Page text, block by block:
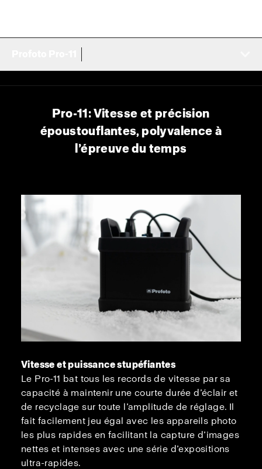
Pro-11: Vitesse et précision
époustouflantes, polyvalence à
l’épreuve du temps
Vitesse et puissance stupéfiantes
Le Pro-11 bat tous les records de vitesse par sa
capacité à maintenir une courte durée d’éclair et
de recyclage sur toute l’amplitude de réglage. Il
fait facilement jeu égal avec les appareils photo
les plus rapides en facilitant la capture d’images
nettes et intenses avec une série d’expositions
ultra-rapides.